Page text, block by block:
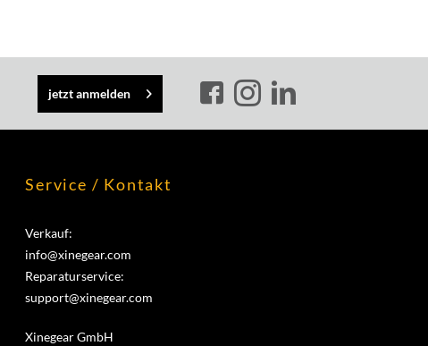
jetzt anmelden
Service / Kontakt
Verkauf:
info@xinegear.com
Reparaturservice:
support@xinegear.com
Xinegear GmbH